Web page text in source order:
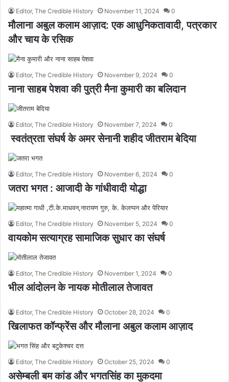
Editor, The Credible History November 11, 2024 0
मौलाना अबुल कलाम आज़ाद: एक आधुनिकतावादी, पत्रकार
और चाय के रसिक
Editor, The Credible History November 9, 2024 0
नाना साहब पेशवा की पुत्री मैना कुमारी का बलिदान
Editor, The Credible History November 7, 2024 0
स्वतंत्रता संघर्ष के अमर सेनानी शहीद जीतराम बेदिया
Editor, The Credible History November 6, 2024 0
जतरा भगत : आजादी के गांधीवादी योद्धा
Editor, The Credible History November 5, 2024 0
वायकोम सत्याग्रह सामाजिक सुधार का संघर्ष
Editor, The Credible History November 1, 2024 0
भील आंदोलन के नायक मोतीलाल तेजावत
Editor, The Credible History October 28, 2024 0
खिलाफत कॉन्फ्रेंस और मौलाना अबुल कलाम आज़ाद
Editor, The Credible History October 25, 2024 0
असेम्बली बम कांड और भगतसिंह का मुकदमा